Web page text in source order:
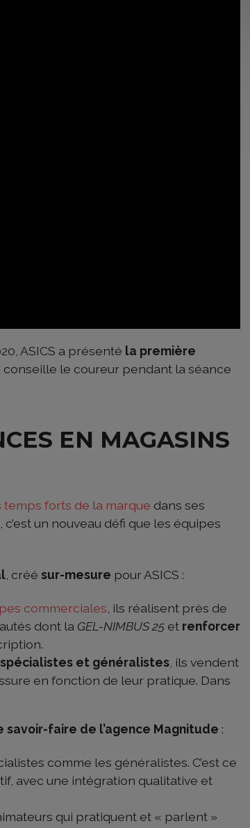
ASICS a présenté la première
conseille le coureur pendant la séance
EN MAGASINS
forts de la marque dans ses
un nouveau défi que les équipes
, créé sur-mesure pour ASICS :
commerciales, ils réalisent près de
dont la GEL-NIMBUS 25 et renforcer
spécialistes et généralistes, ils vendent
en fonction de leur pratique. Dans
savoir-faire de l’agence Magnitude :
comme les généralistes. C’est ce
avec une intégration qualitative et
qui pratiquent et « parlent »